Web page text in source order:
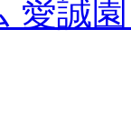
愛誠